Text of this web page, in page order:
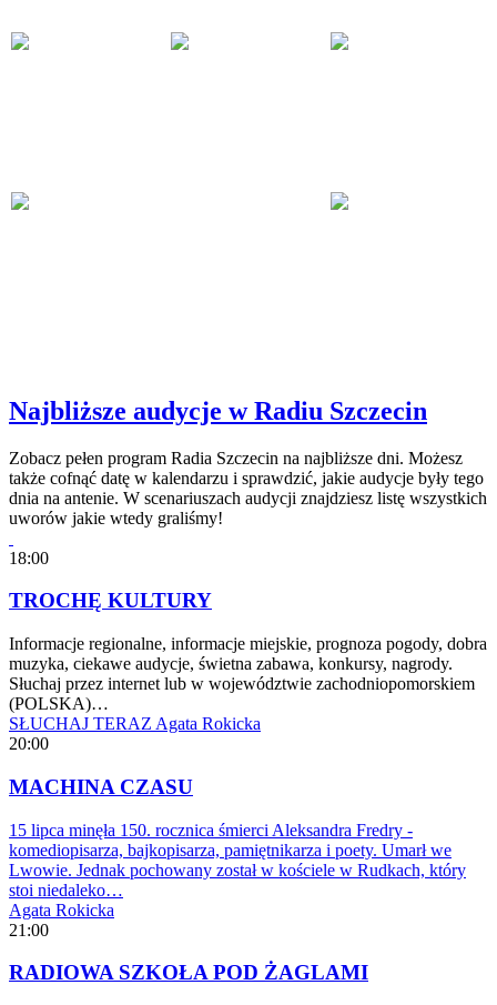
Najbliższe audycje w Radiu Szczecin
Zobacz pełen program Radia Szczecin na najbliższe dni. Możesz
także cofnąć datę w kalendarzu i sprawdzić, jakie audycje były tego
dnia na antenie. W scenariuszach audycji znajdziesz listę wszystkich
uworów jakie wtedy graliśmy!
18:00
TROCHĘ KULTURY
Informacje regionalne, informacje miejskie, prognoza pogody, dobra
muzyka, ciekawe audycje, świetna zabawa, konkursy, nagrody.
Słuchaj przez internet lub w województwie zachodniopomorskiem
(POLSKA)…
SŁUCHAJ TERAZ Agata Rokicka
20:00
MACHINA CZASU
15 lipca minęła 150. rocznica śmierci Aleksandra Fredry -
komediopisarza, bajkopisarza, pamiętnikarza i poety. Umarł we
Lwowie. Jednak pochowany został w kościele w Rudkach, który
stoi niedaleko…
Agata Rokicka
21:00
RADIOWA SZKOŁA POD ŻAGLAMI